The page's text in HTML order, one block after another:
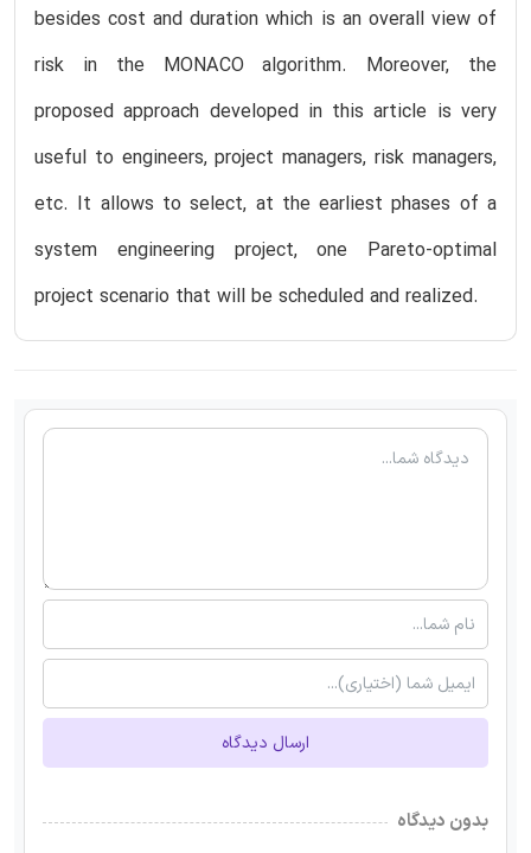
besides cost and duration which is an overall view of
risk in the MONACO algorithm. Moreover, the
proposed approach developed in this article is very
useful to engineers, project managers, risk managers,
etc. It allows to select, at the earliest phases of a
system engineering project, one Pareto-optimal
project scenario that will be scheduled and realized.
ارسال دیدگاه
بدون دیدگاه